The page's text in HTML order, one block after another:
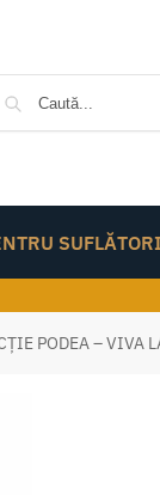
SUFLĂTORI
PODEA – VIVA